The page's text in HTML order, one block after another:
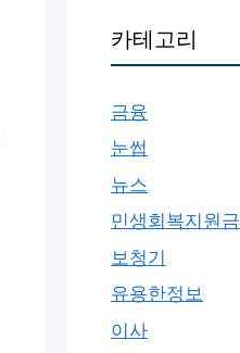
카테고리
금융
눈썹
뉴스
민생회복지원금
보청기
유용한정보
이사